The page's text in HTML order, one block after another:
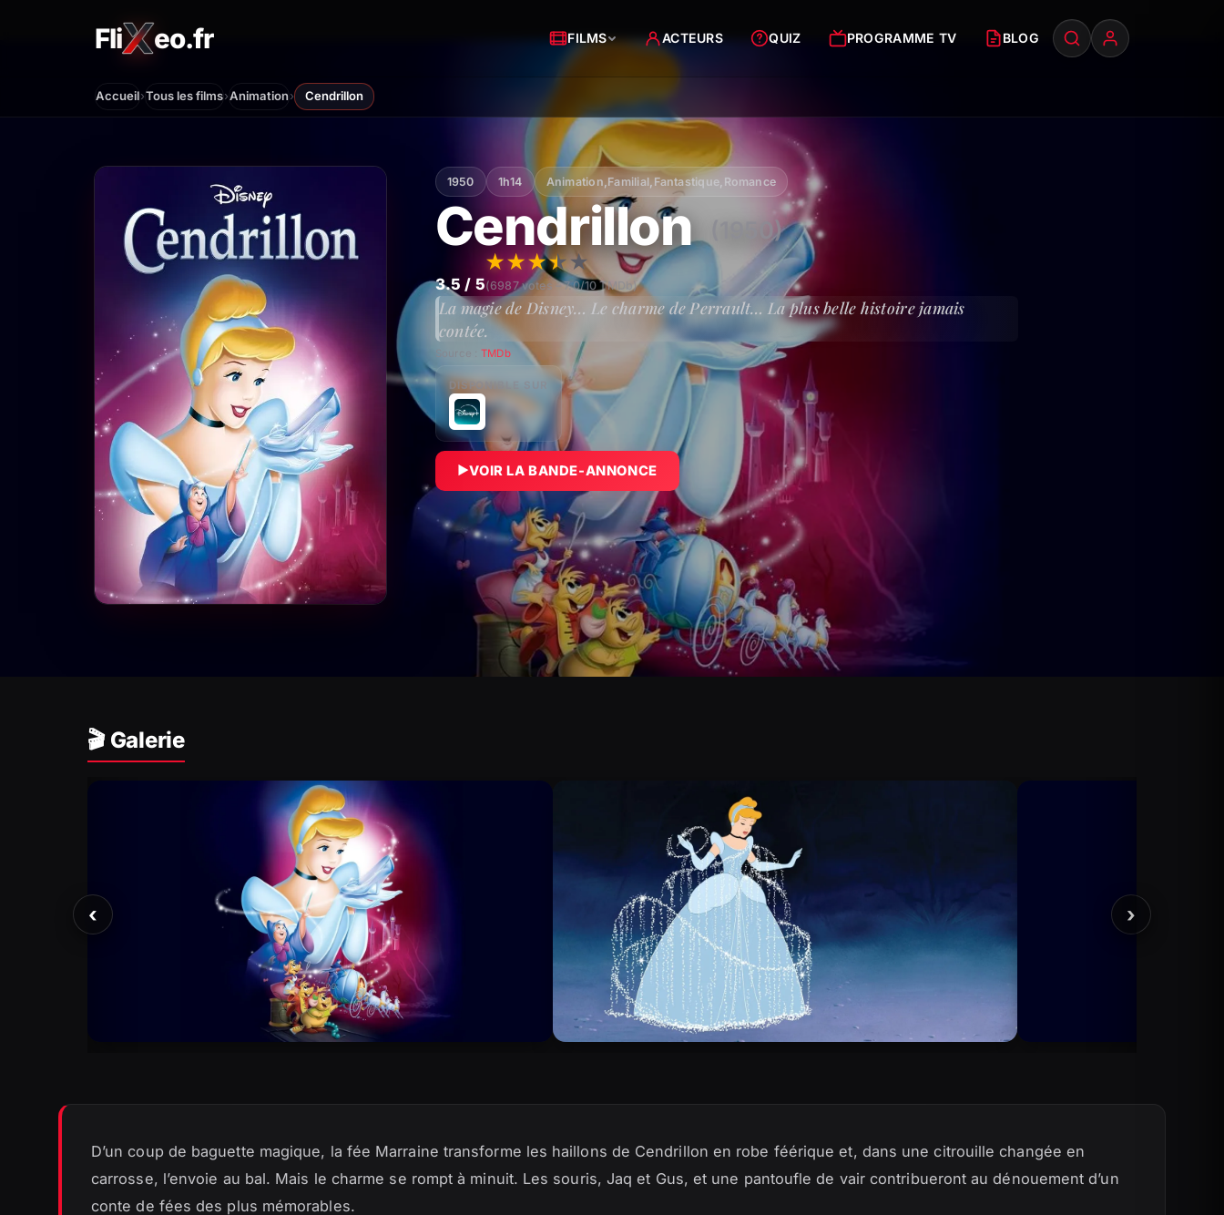
Fli eo.fr
FliXeo.fr
FILMS ACTEURS QUIZ PROGRAMME TV BLOG
Accueil›Tous les films›Animation› Cendrillon
1950 1h14 Animation ,Familial,Fantastique Romance
Cendrillon (1950)
★★★★★
3.5 / 5(6987 votes – 7.0/10 TMDb)
La magie de Disney… Le charme de Perrault… La plus belle histoire jamais
contée.
TMDb
DISPONIBLE SUR
VOIR LA BANDE-ANNONCE
🎬 Galerie
‹ ›
D’un coup de baguette magique, la fée Marraine transforme les haillons de Cendrillon en robe féérique et, dans une citrouille changée en
carrosse, l’envoie au bal. Mais le charme se rompt à minuit. Les souris, Jaq et Gus, et une pantoufle de vair contribueront au dénouement d’un
conte de fées des plus mémorables.